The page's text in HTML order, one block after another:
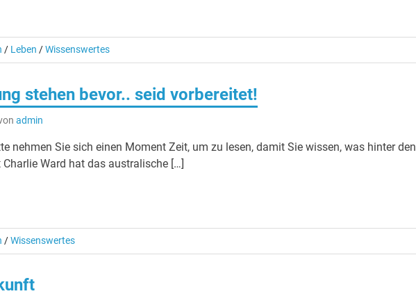
/ Leben /Wissenswertes
stehen bevor.. seid vorbereitet!
admin
nehmen Sie sich einen Moment Zeit, um zu lesen, damit Sie wissen, was hinter den
Ward hat das australische […]
/Wissenswertes